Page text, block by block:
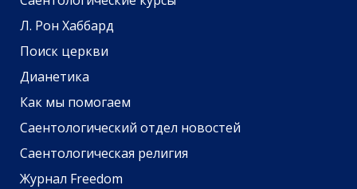
Л. Рон Хаббард
Поиск церкви
Дианетика
Как мы помогаем
Саентологический отдел новостей
Саентологическая религия
Журнал Freedom